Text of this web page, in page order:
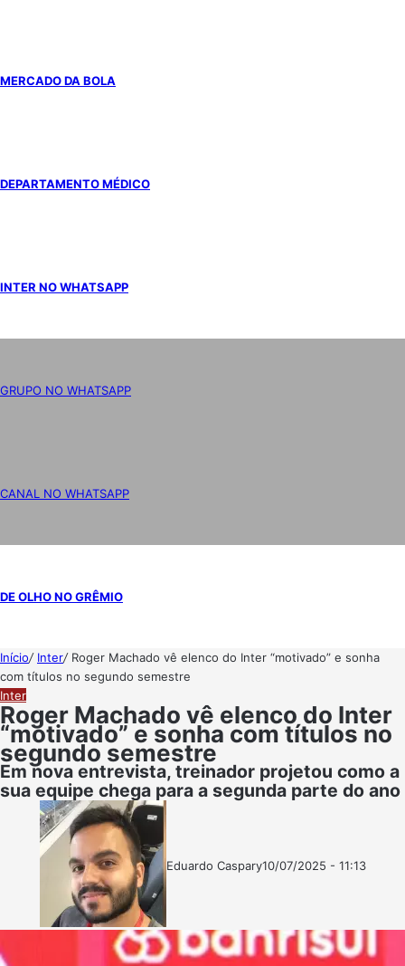
MERCADO DA BOLA
DEPARTAMENTO MÉDICO
INTER NO WHATSAPP
GRUPO NO WHATSAPP
CANAL NO WHATSAPP
DE OLHO NO GRÊMIO
Início/ Inter/ Roger Machado vê elenco do Inter “motivado” e sonha
com títulos no segundo semestre
Inter
Roger Machado vê elenco do Inter
“motivado” e sonha com títulos no
segundo semestre
Em nova entrevista, treinador projetou como a
sua equipe chega para a segunda parte do ano
Eduardo CasparyFollow
Mande
10/07/2025 - 11:13